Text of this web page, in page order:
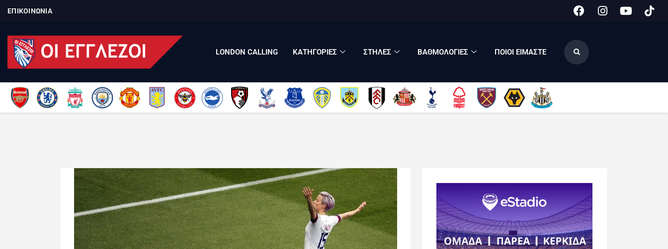
ΕΠΙΚΟΙΝΩΝΙΑ
LONDON CALLING ΚΑΤΗΓΟΡΙΕΣ ΣΤΗΛΕΣ ΒΑΘΜΟΛΟΓΙΕΣ ΠΟΙΟΙ ΕΙΜΑΣΤΕ